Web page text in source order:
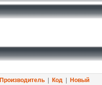
Производитель| Код| Новый